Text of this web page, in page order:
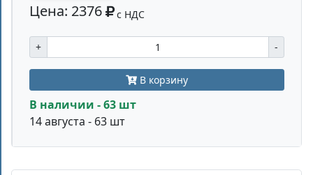
Цена: 2376 с НДС
+ -
В корзину
В наличии - 63 шт
14 августа - 63 шт